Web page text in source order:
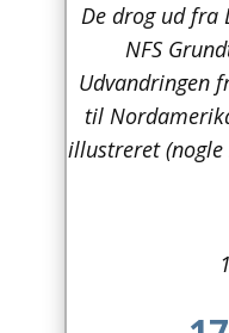
Australien
Biografier /
Børn / Unge
De drog ud fra
NFS
Udvandringen
til
illustreret